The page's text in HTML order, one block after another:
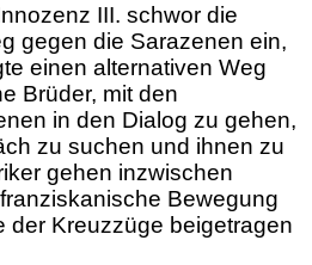
III. schwor die
gegen die Sarazenen ein,
einen alternativen Weg
Brüder, mit den
in den Dialog zu gehen,
zu suchen und ihnen zu
gehen inzwischen
Bewegung
der Kreuzzüge beigetragen